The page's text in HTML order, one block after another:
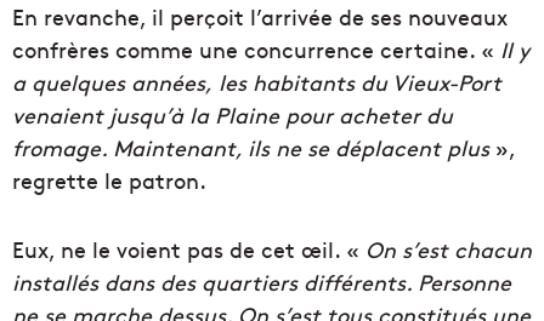
En revanche, il perçoit l’arrivée de ses nouveaux
confrères comme une concurrence certaine. « Il y
a quelques années, les habitants du Vieux-Port
venaient jusqu’à la Plaine pour acheter du
fromage. Maintenant, ils ne se déplacent plus»,
regrette le patron.
Eux, ne le voient pas de cet œil. « On s’est chacun
installés dans des quartiers différents. Personne
ne se marche dessus. On s’est tous constitués une